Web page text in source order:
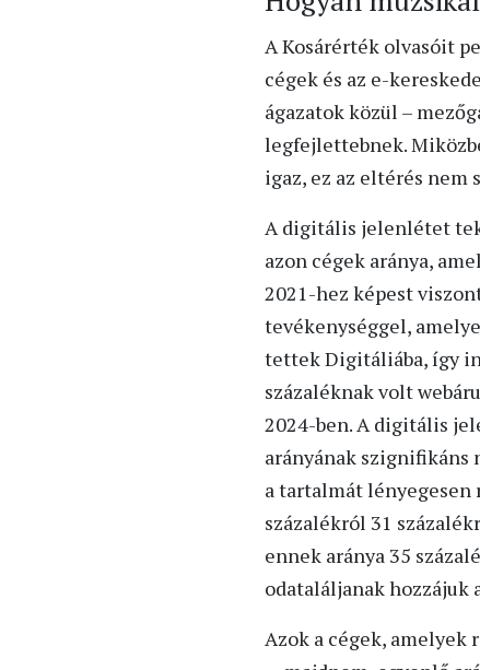
A Kosárérték olvasóit
cégek és az e-
ágazatok közül –
legfejlettebnek.
igaz, ez az eltérés nem
A digitális jelenlétet
azon cégek aránya,
2021-hez képest
tevékenységgel,
tettek Digitáliába, így
százaléknak volt
2024-ben. A digitális
arányának szignifikáns
a tartalmát
százalékról 31
ennek aránya 35
odataláljanak hozzájuk
Azok a cégek, amelyek